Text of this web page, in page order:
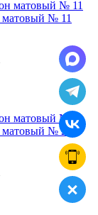
матовый № 11
матовый № 21